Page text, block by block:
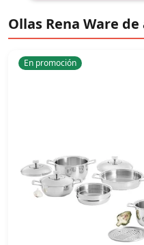
Ollas Rena Ware
En promoción